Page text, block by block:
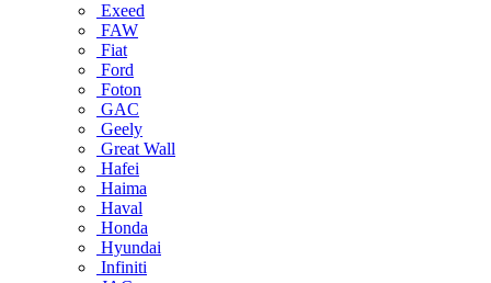
Exeed
FAW
Fiat
Ford
Foton
GAC
Geely
Great Wall
Hafei
Haima
Haval
Honda
Hyundai
Infiniti